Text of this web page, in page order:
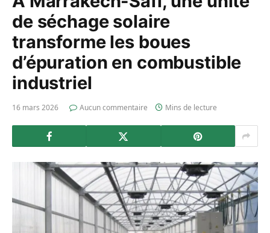
de séchage solaire
transforme les boues
d’épuration en combustible
industriel
16 mars 2026 Aucun commentaire Mins de lecture